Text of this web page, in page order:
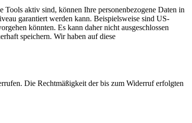
aktiv sind, können Ihre personenbezogene Daten in
garantiert werden kann. Beispielsweise sind US-
könnten. Es kann daher nicht ausgeschlossen
speichern. Wir haben auf diese
Die Rechtmäßigkeit der bis zum Widerruf erfolgten